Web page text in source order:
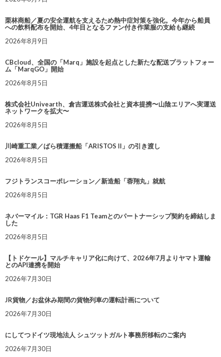
栗林商船／夏の安全運航を支えるため熱中症対策を強化。今年から船員
への飲料配布を開始、4年目となるファン付き作業服の支給も継続
2026年8月9日
CBcloud、全国の「Marq」施設を起点とした新たな配送プラットフォー
ム「MarqGO」開始
2026年8月5日
株式会社Univearth、倉吉運送株式会社と資本提携〜山陰エリアへ実運送
ネットワークを拡大〜
2026年8月5日
川崎重工業／ばら積運搬船「ARISTOS II」の引き渡し
2026年8月5日
フジトランスコーポレーション／新造船「蓉翔丸」就航
2026年8月5日
ネバーマイル：TGR Haas F1 Teamとのパートナーシップ契約を締結しま
した
2026年8月5日
【トドケール】マルチキャリア化に向けて、2026年7月よりヤマト運輸
とのAPI連携を開始
2026年7月30日
JR貨物／お盆休み期間の貨物列車の運転計画について
2026年7月30日
にしてつドイツ現地法人 シュツットガルト事務所移転のご案内
2026年7月30日